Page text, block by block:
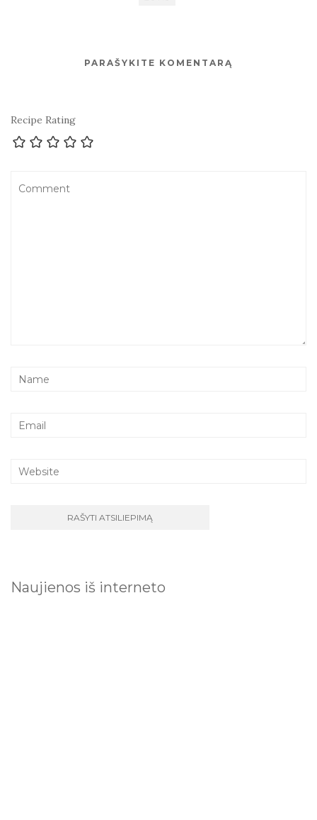
PARAŠYKITE KOMENTARĄ
Recipe Rating
Naujienos iš interneto